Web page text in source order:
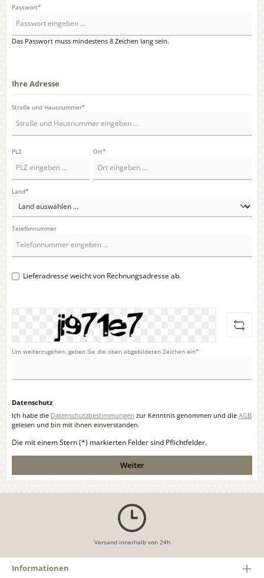
Passwort*
Das Passwort muss mindestens 8 Zeichen lang sein.
Ihre Adresse
Straße und Hausnummer*
PLZ Ort*
Land*
Telefonnummer
Lieferadresse weicht von Rechnungsadresse ab.
Um weiterzugehen, geben Sie die oben abgebildeten Zeichen ein*
Datenschutz
Ich habe die Datenschutzbestimmungen zur Kenntnis genommen und die AGB
gelesen und bin mit ihnen einverstanden.
Die mit einem Stern (*) markierten Felder sind Pflichtfelder.
Weiter
Versand innerhalb von 24h
Informationen